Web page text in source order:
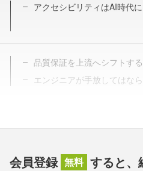
アクセシビリティはAI時代
品質保証を上流へシフトす
エンジニアが手放してはな
会員登録 無料 すると、